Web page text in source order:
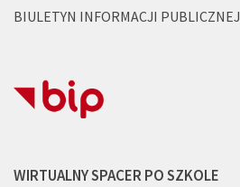
BIULETYN INFORMACJI PUBLICZNEJ
WIRTUALNY SPACER PO SZKOLE